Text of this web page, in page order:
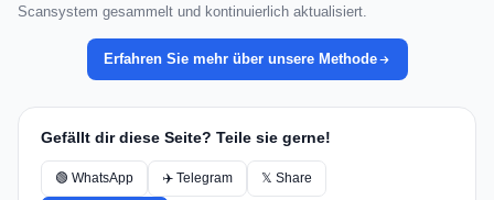
Scansystem gesammelt und kontinuierlich aktualisiert.
Erfahren Sie mehr über unsere Methode
Gefällt dir diese Seite? Teile sie gerne!
🟢 WhatsApp ✈️ Telegram 𝕏 Share